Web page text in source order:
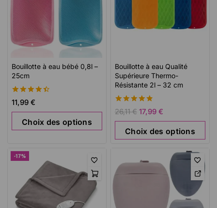
Bouillotte à eau bébé 0,8l –
25cm
4.50
de 5
11,99 €
Choix des options
Bouillotte à eau Qualité
Supérieure Thermo-
Résistante 2l – 32 cm
4.88
de 5
26,11€ 17,99 €
Choix des options
-17%